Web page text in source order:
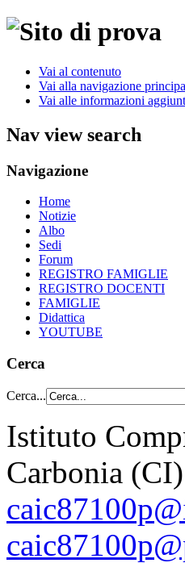
Vai al contenuto
Vai alla navigazione
Vai alle informazioni
Nav view search
Navigazione
Home
Notizie
Albo
Sedi
Forum
REGISTRO FAMIGLIE
REGISTRO DOCENTI
FAMIGLIE
Didattica
YOUTUBE
Cerca
Cerca...
Istituto
Carbonia